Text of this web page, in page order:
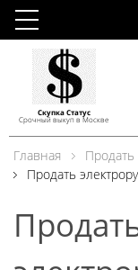
Скупка Статус
Срочный выкуп в Москве
Главная Продать
Продать